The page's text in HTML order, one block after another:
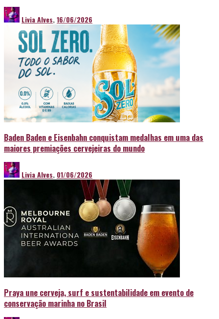
Livia Alves,16/06/2026
Baden Baden e Eisenbahn conquistam medalhas em uma das
maiores premiações cervejeiras do mundo
Livia Alves, 01/06/2026
Praya une cerveja, surf e sustentabilidade em evento de
conservação marinha no Brasil